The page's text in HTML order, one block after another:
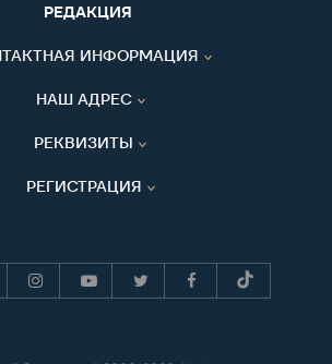
РЕДАКЦИЯ
ИНФОРМАЦИЯ
НАШ АДРЕС
РЕКВИЗИТЫ
РЕГИСТРАЦИЯ